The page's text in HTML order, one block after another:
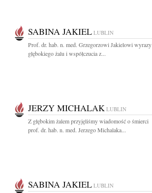
SABINA JAKIEL LUBLIN
Prof. dr. hab. n. med. Grzegorzowi Jakielowi wyrazy
głębokiego żalu i współczucia z...
JERZY MICHALAK LUBLIN
Z głębokim żalem przyjęliśmy wiadomość o śmierci
prof. dr. hab. n. med. Jerzego Michalaka...
SABINA JAKIEL LUBLIN